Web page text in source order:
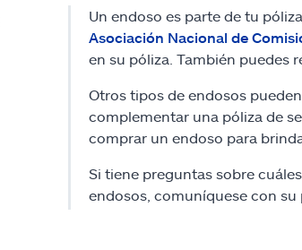
Un endoso es parte de tu
Asociación Nacional de
en su póliza. También puedes
Otros tipos de endosos
complementar una póliza de
comprar un endoso para
Si tiene preguntas sobre
endosos, comuníquese con su